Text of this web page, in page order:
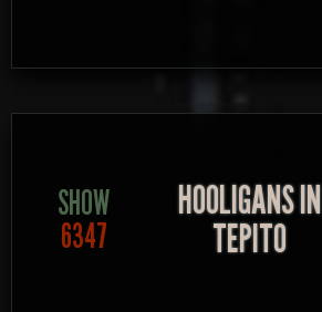
SHOW
6347
HOOLIGANS IN
TEPITO